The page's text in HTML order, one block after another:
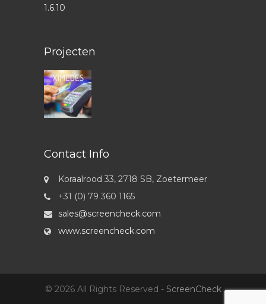
1.6.10
Projecten
Contact Info
Koraalrood 33, 2718 SB, Zoetermeer
+31 (0) 79 360 1165
sales@screencheck.com
www.screencheck.com
© 2026 All Rights Reserved - ScreenCheck